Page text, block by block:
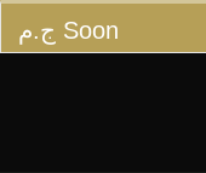
Soon ج.م